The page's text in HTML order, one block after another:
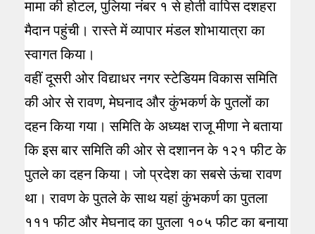
मामा की होटल, पुलिया नंबर १ से होती वापिस दशहरा
मैदान पहुंची। रास्ते में व्यापार मंडल शोभायात्रा का
स्वागत किया।
वहीं दूसरी ओर विद्याधर नगर स्टेडियम विकास समिति
की ओर से रावण, मेघनाद और कुंभकर्ण के पुतलों का
दहन किया गया। समिति के अध्यक्ष राजू मीणा ने बताया
कि इस बार समिति की ओर से दशानन के १२१ फीट के
पुतले का दहन किया। जो प्रदेश का सबसे ऊंचा रावण
था। रावण के पुतले के साथ यहां कुंभकर्ण का पुतला
१११ फीट और मेघनाद का पुतला १०५ फीट का बनाया